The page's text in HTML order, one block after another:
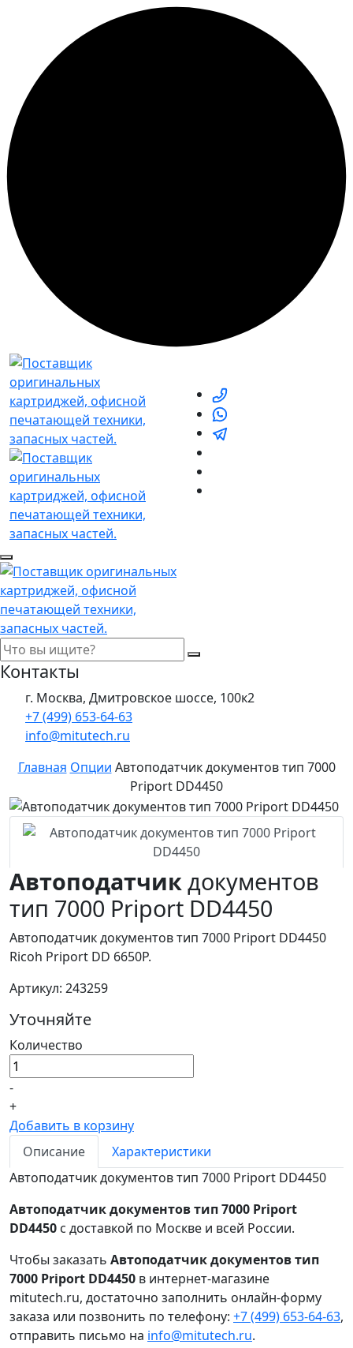
Контакты
г. Москва, Дмитровское шоссе, 100к2
+7 (499) 653-64-63
info@mitutech.ru
Главная Опции Автоподатчик документов тип 7000
Priport DD4450
Автоподатчик документов
тип 7000 Priport DD4450
Автоподатчик документов тип 7000 Priport DD4450
Ricoh Priport DD 6650P.
Артикул: 243259
Уточняйте
Количество
-
+
Добавить в корзину
Описание
Характеристики
Автоподатчик документов тип 7000 Priport DD4450
Автоподатчик документов тип 7000 Priport
DD4450 с доставкой по Москве и всей России.
Чтобы заказать Автоподатчик документов тип
7000 Priport DD4450 в интернет-магазине
mitutech.ru, достаточно заполнить онлайн-форму
заказа или позвонить по телефону: +7 (499) 653-64-63,
отправить письмо на info@mitutech.ru.